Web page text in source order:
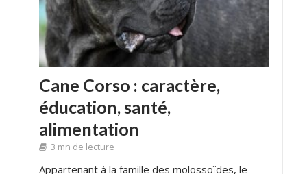
Cane Corso : caractère,
éducation, santé,
alimentation
3 mn de lecture
Appartenant à la famille des molossoïdes, le